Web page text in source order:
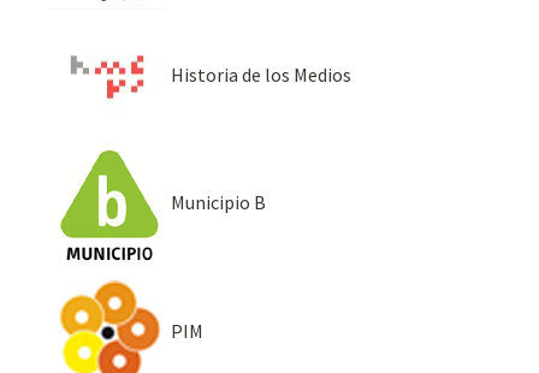
Historia de los Medios
Municipio B
PIM